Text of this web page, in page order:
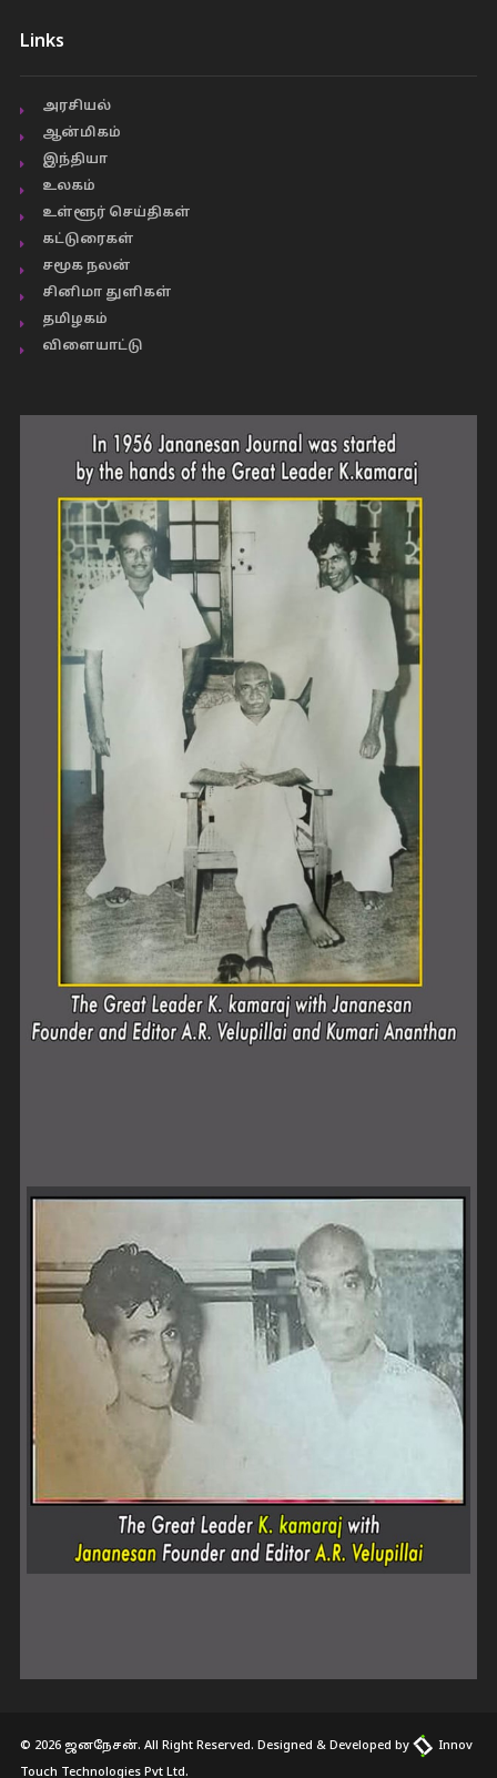
Links
அரசியல்
ஆன்மிகம்
இந்தியா
உலகம்
உள்ளூர் செய்திகள்
கட்டுரைகள்
சமூக நலன்
சினிமா துளிகள்
தமிழகம்
விளையாட்டு
© 2026 ஜனநேசன். All Right Reserved. Designed & Developed by
Innov
Touch Technologies Pvt Ltd.